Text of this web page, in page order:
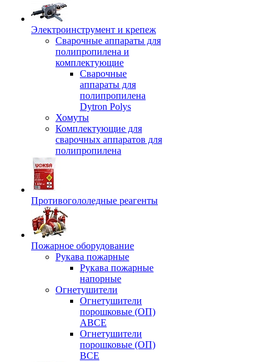
Электроинструмент и крепеж
Сварочные аппараты для
полипропилена и
комплектующие
Сварочные
аппараты для
полипропилена
Dytron Polys
Хомуты
Комплектующие для
сварочных аппаратов для
полипропилена
Противогололедные реагенты
Пожарное оборудование
Рукава пожарные
Рукава пожарные
напорные
Огнетушители
Огнетушители
порошковые (ОП)
АВСЕ
Огнетушители
порошковые (ОП)
ВСЕ